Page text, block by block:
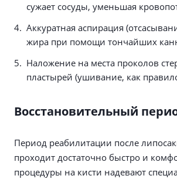
сужает сосуды, уменьшая
Аккуратная аспирация
жира при помощи тончайших
Наложение на места проколов
пластырей (ушивание, как
Восстановительный
Период реабилитации после
проходит достаточно быстро и
процедуры на кисти надевают